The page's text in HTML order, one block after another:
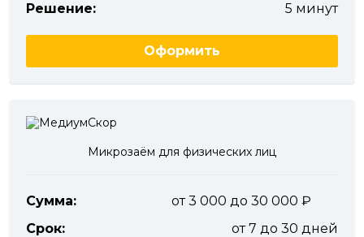
Решение:
5 минут
Оформить
Микрозаём для физических лиц
Сумма:
от 3 000 до 30 000
Срок:
от 7 до 30 дней